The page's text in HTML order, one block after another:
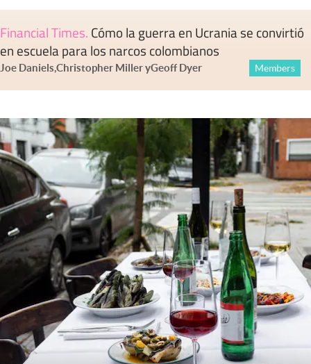
Financial Times. Cómo la guerra en Ucrania se convirtió
en escuela para los narcos colombianos
Joe Daniels,Christopher MilleryGeoff Dyer Members